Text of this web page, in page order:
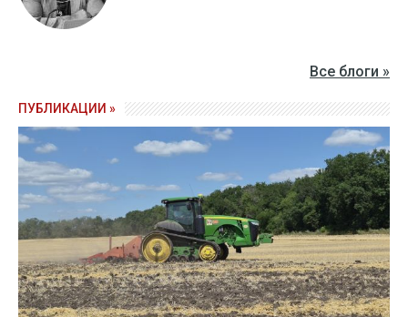
Все блоги »
ПУБЛИКАЦИИ »